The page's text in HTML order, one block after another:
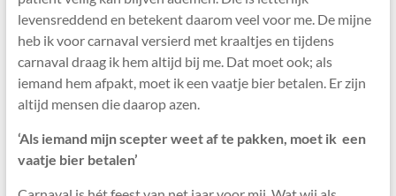
levensreddend en betekent daarom veel voor me. De mijne
heb ik voor carnaval versierd met kraaltjes en tijdens
carnaval draag ik hem altijd bij me. Dat moet ook; als
iemand hem afpakt, moet ik een vaatje bier betalen. Er zijn
altijd mensen die daarop azen.
‘Als iemand mijn scepter weet af te pakken, moet ik een
vaatje bier betalen’